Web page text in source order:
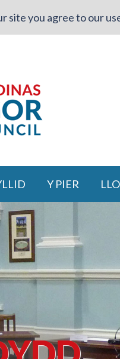
site you agree to our
Y PIER